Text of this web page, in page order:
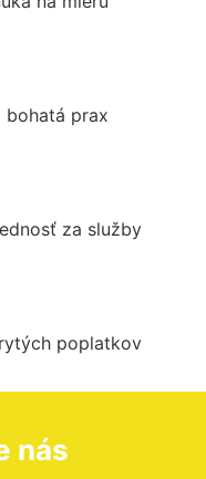
bohatá prax
za služby
poplatkov
nás